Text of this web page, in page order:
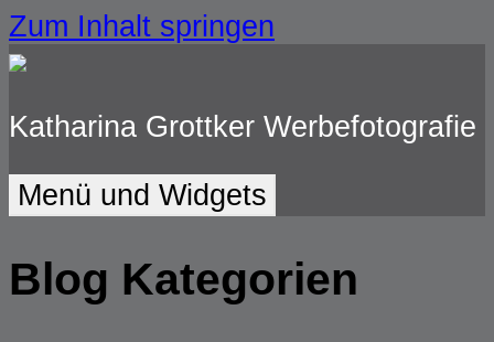
Zum Inhalt springen
Katharina Grottker Werbefotografie
Menü und Widgets
Blog Kategorien